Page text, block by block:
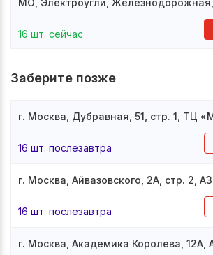
16 шт. сейчас
Заберите позже
г. Москва, Дубравная, 51, стр. 1, ТЦ
16 шт. послезавтра
г. Москва, Айвазовского, 2А, стр. 2,
16 шт. послезавтра
г. Москва, Академика Королева, 12А,